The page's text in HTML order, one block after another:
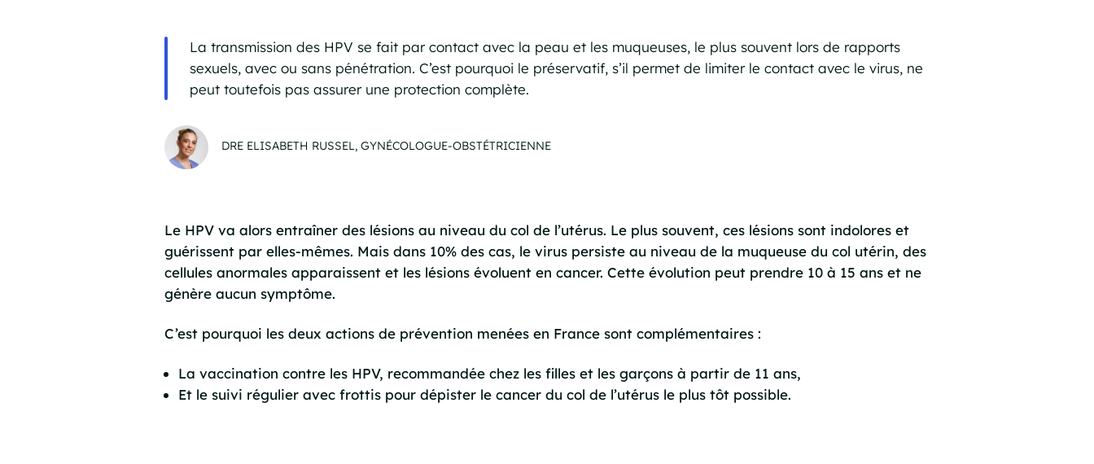
La transmission des HPV se fait par contact avec la peau et les muqueuses, le plus souvent lors de rapports
sexuels, avec ou sans pénétration. C’est pourquoi le préservatif, s’il permet de limiter le contact avec le virus, ne
peut toutefois pas assurer une protection complète.
DRE ELISABETH RUSSEL, GYNÉCOLOGUE-OBSTÉTRICIENNE
Le HPV va alors entraîner des lésions au niveau du col de l’utérus. Le plus souvent, ces lésions sont indolores et
guérissent par elles-mêmes. Mais dans 10% des cas, le virus persiste au niveau de la muqueuse du col utérin, des
cellules anormales apparaissent et les lésions évoluent en cancer. Cette évolution peut prendre 10 à 15 ans et ne
génère aucun symptôme.
C’est pourquoi les deux actions de prévention menées en France sont complémentaires :
La vaccination contre les HPV, recommandée chez les filles et les garçons à partir de 11 ans,
Et le suivi régulier avec frottis pour dépister le cancer du col de l’utérus le plus tôt possible.